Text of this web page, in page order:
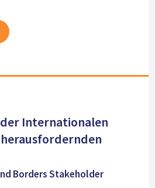
Internationalen
Borders Stakeholder